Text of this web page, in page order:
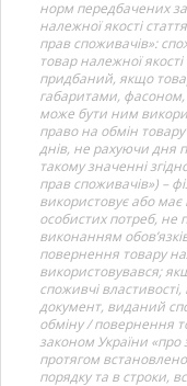
норм передбачених
належної якості
прав споживачів»:
товар належної
придбаний, якщо
габаритами,
може бути ним
право на обмін
днів, не рахуючи дня
такому значенні
прав споживачів») –
використовує або
особистих потреб, не
виконанням
повернення товару
використовувався;
споживчі
документ, виданий
обміну / повернення
законом України «про
протягом
порядку та в строки,